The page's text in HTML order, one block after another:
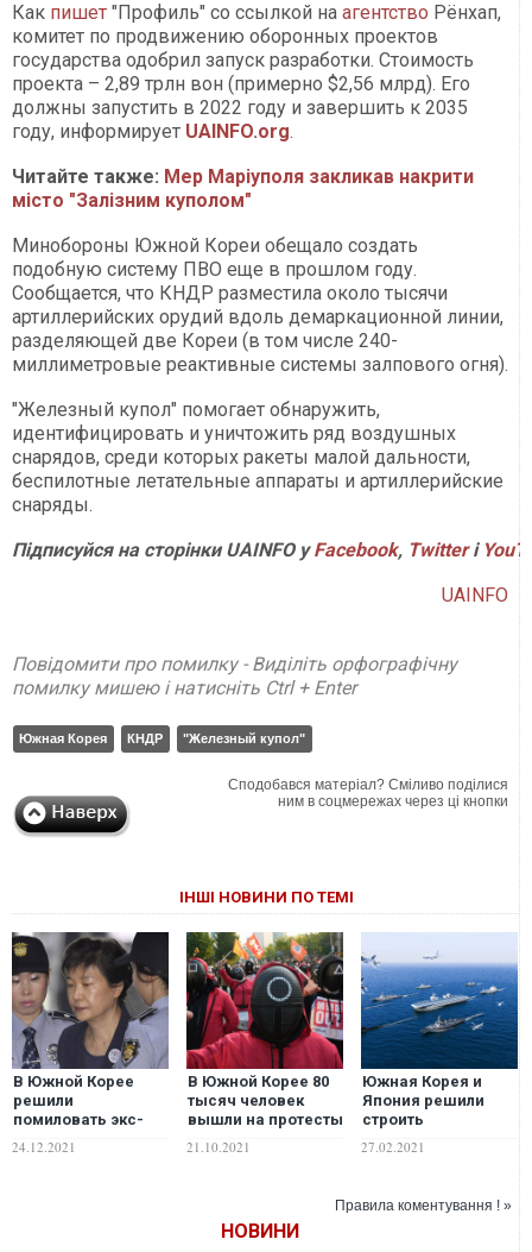
Как пишет "Профиль" со ссылкой на агентство Рёнхап,
комитет по продвижению оборонных проектов
государства одобрил запуск разработки. Стоимость
проекта – 2,89 трлн вон (примерно $2,56 млрд). Его
должны запустить в 2022 году и завершить к 2035
году, информирует UAINFO.org.
Читайте также: Мер Маріуполя закликав накрити
місто "Залізним куполом"
Минобороны Южной Кореи обещало создать
подобную систему ПВО еще в прошлом году.
Сообщается, что КНДР разместила около тысячи
артиллерийских орудий вдоль демаркационной линии,
разделяющей две Кореи (в том числе 240-
миллиметровые реактивные системы залпового огня).
"Железный купол" помогает обнаружить,
идентифицировать и уничтожить ряд воздушных
снарядов, среди которых ракеты малой дальности,
беспилотные летательные аппараты и артиллерийские
снаряды.
Підписуйся на сторінки UAINFO уFacebook, Twitterі
UAINFO
Повідомити про помилку - Виділіть орфографічну
помилку мишею і натисніть Ctrl + Enter
Южная Корея КНДР "Железный купол"
Сподобався матеріал? Сміливо поділися
ним в соцмережах через ці кнопки
ІНШІ НОВИНИ ПО ТЕМІ
В Южной Корее
решили
помиловать экс-
осужденную за
24.12.2021
В Южной Корее 80
тысяч человек
вышли на протесты
"Игры в кальмара".
21.10.2021
Южная Корея и
Япония решили
строить
противостоять
27.02.2021
Правила коментування ! »
НОВИНИ